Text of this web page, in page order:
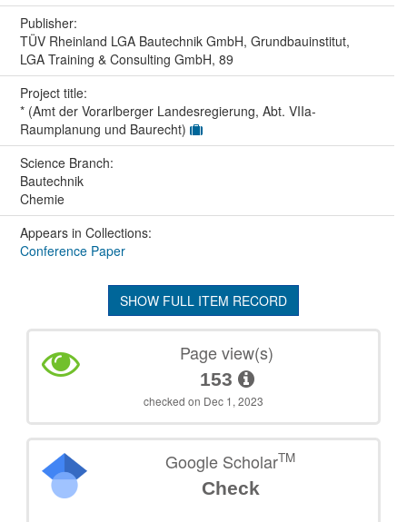
Publisher:
TÜV Rheinland LGA Bautechnik GmbH, Grundbauinstitut,
LGA Training & Consulting GmbH, 89
Project title:
* (Amt der Vorarlberger Landesregierung, Abt. VIIa-
Raumplanung und Baurecht)
Science Branch:
Bautechnik
Chemie
Appears in Collections:
Conference Paper
SHOW FULL ITEM RECORD
Page view(s)
153
checked on Dec 1, 2023
Google ScholarTM
Check